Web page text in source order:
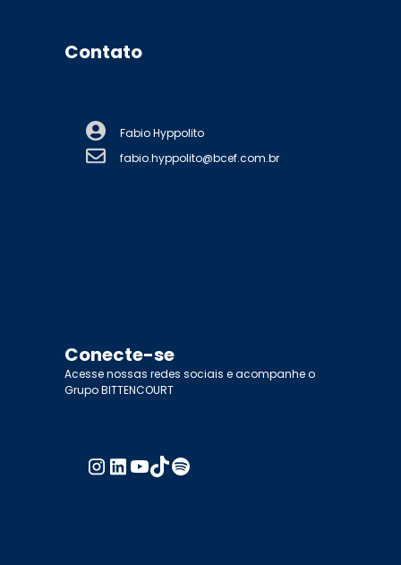
Contato
Fabio Hyppolito
fabio.hyppolito@bcef.com.br
Conecte-se
Acesse nossas redes sociais e acompanhe o
Grupo BITTENCOURT